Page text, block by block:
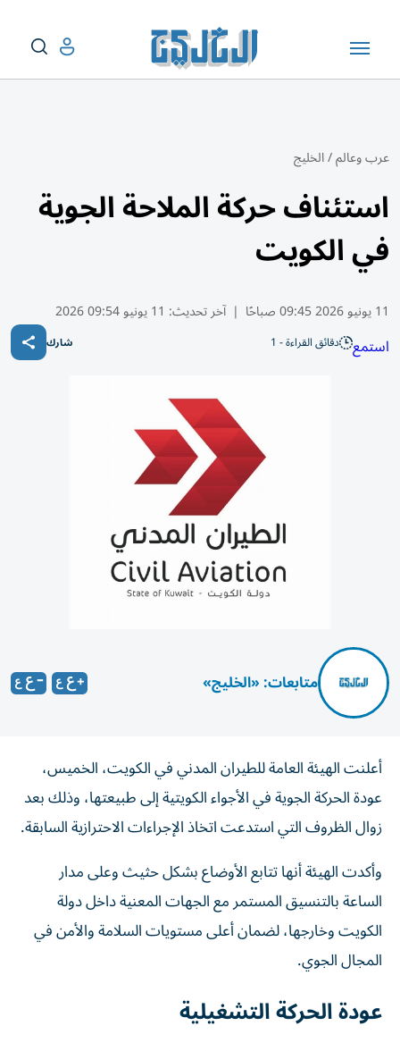
عرب وعالم/الخليج
استئناف حركة الملاحة الجوية
في الكويت
11 يونيو 2026 09:45 صباحًا | آخر تحديث: 11 يونيو 09:54 2026
استمع دقائق القراءة - 1 شارك
متابعات: «الخليج»
أعلنت الهيئة العامة للطيران المدني في الكويت، الخميس،
عودة الحركة الجوية في الأجواء الكويتية إلى طبيعتها، وذلك بعد
زوال الظروف التي استدعت اتخاذ الإجراءات الاحترازية السابقة.
وأكدت الهيئة أنها تتابع الأوضاع بشكل حثيث وعلى مدار
الساعة بالتنسيق المستمر مع الجهات المعنية داخل دولة
الكويت وخارجها، لضمان أعلى مستويات السلامة والأمن في
المجال الجوي.
عودة الحركة التشغيلية